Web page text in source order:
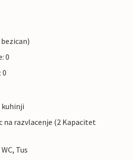
0
0
kuhinji
na razvlacenje (2 Kapacitet
Tus